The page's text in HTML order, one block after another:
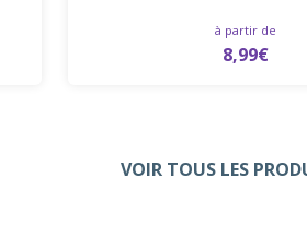
à partir de
8,99€
VOIR TOUS LES